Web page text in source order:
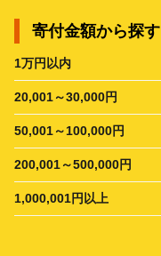
寄付金額から探す
1万円以内
20,001～30,000円
50,001～100,000円
200,001～500,000円
1,000,001円以上